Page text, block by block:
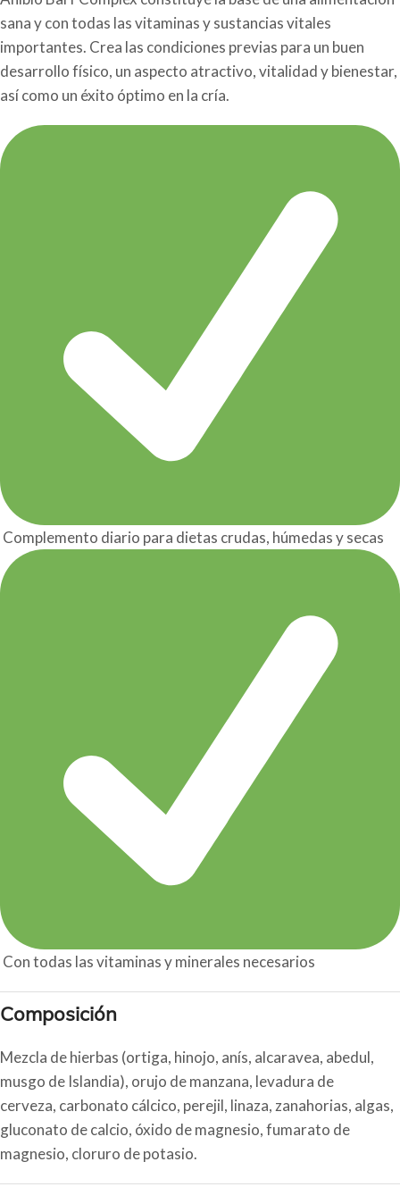
sana y con todas las vitaminas y sustancias vitales
importantes. Crea las condiciones previas para un buen
desarrollo físico, un aspecto atractivo, vitalidad y bienestar,
así como un éxito óptimo en la cría.
Complemento diario para dietas crudas, húmedas y secas
Con todas las vitaminas y minerales necesarios
Composición
Mezcla de hierbas (ortiga, hinojo, anís, alcaravea, abedul,
musgo de Islandia), orujo de manzana, levadura de
cerveza, carbonato cálcico, perejil, linaza, zanahorias, algas,
gluconato de calcio, óxido de magnesio, fumarato de
magnesio, cloruro de potasio.